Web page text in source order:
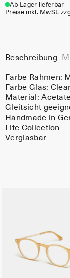
Ab Lager lieferbar
Preise inkl. MwSt.
Beschreibung
Farbe Rahmen:
Farbe Glas:
Material:
Gleitsicht
Handmade in
Lite Collection
Verglasbar